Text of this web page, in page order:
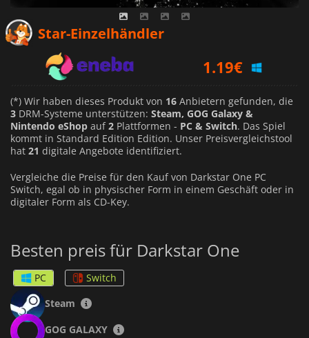
Star-Einzelhändler
1.19€
0.69€
(*) Wir haben dieses Produkt von 16 Anbietern gefunden, die
3 DRM-Systeme unterstützen: Steam, GOG Galaxy &
Nintendo eShop auf2 Plattformen - PC & Switch. Das Spiel
kommt in Standard Edition Edition. Unser Preisvergleichstool
hat 21 digitale Angebote identifiziert.
Vergleiche die Preise für den Kauf von Darkstar One PC
Switch, egal ob in physischer Form in einem Geschäft oder in
digitaler Form als CD-Key.
Besten preis für Darkstar One
PC
Switch
Steam
GOG GALAXY